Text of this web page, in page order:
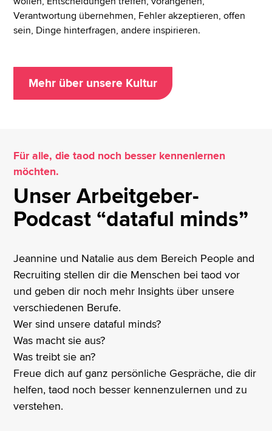
Verantwortung übernehmen, Fehler akzeptieren, offen
sein, Dinge hinterfragen, andere inspirieren.
Mehr über unsere Kultur
Für alle, die taod noch besser kennenlernen
möchten.
Unser Arbeitgeber-
Podcast “dataful minds”
Jeannine und Natalie aus dem Bereich People and
Recruiting stellen dir die Menschen bei taod vor
und geben dir noch mehr Insights über unsere
verschiedenen Berufe.
Wer sind unsere dataful minds?
Was macht sie aus?
Was treibt sie an?
Freue dich auf ganz persönliche Gespräche, die dir
helfen, taod noch besser kennenzulernen und zu
verstehen.